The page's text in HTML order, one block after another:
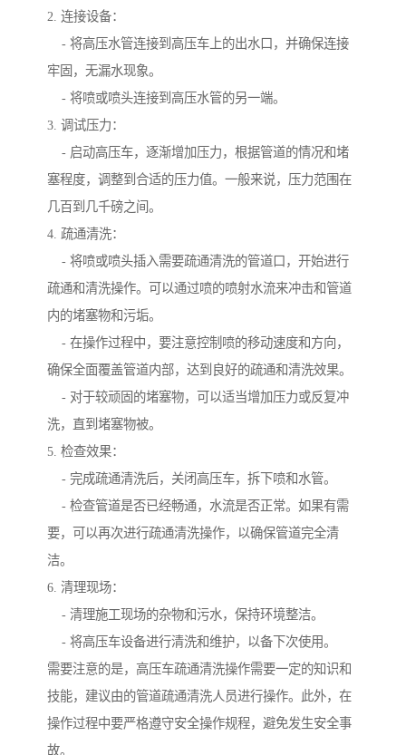
2. 连接设备：
- 将高压水管连接到高压车上的出水口，并确保连接
牢固，无漏水现象。
- 将喷或喷头连接到高压水管的另一端。
3. 调试压力：
- 启动高压车，逐渐增加压力，根据管道的情况和堵
塞程度，调整到合适的压力值。一般来说，压力范围在
几百到几千磅之间。
4. 疏通清洗：
- 将喷或喷头插入需要疏通清洗的管道口，开始进行
疏通和清洗操作。可以通过喷的喷射水流来冲击和管道
内的堵塞物和污垢。
- 在操作过程中，要注意控制喷的移动速度和方向，
确保全面覆盖管道内部，达到良好的疏通和清洗效果。
- 对于较顽固的堵塞物，可以适当增加压力或反复冲
洗，直到堵塞物被。
5. 检查效果：
- 完成疏通清洗后，关闭高压车，拆下喷和水管。
- 检查管道是否已经畅通，水流是否正常。如果有需
要，可以再次进行疏通清洗操作，以确保管道完全清
洁。
6. 清理现场：
- 清理施工现场的杂物和污水，保持环境整洁。
- 将高压车设备进行清洗和维护，以备下次使用。
需要注意的是，高压车疏通清洗操作需要一定的知识和
技能，建议由的管道疏通清洗人员进行操作。此外，在
操作过程中要严格遵守安全操作规程，避免发生安全事
故。